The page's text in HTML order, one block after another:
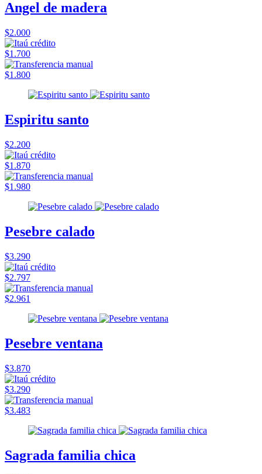
Angel de madera
$2.000
$1.700
$1.800
Espiritu santo
$2.200
$1.870
$1.980
Pesebre calado
$3.290
$2.797
$2.961
Pesebre ventana
$3.870
$3.290
$3.483
Sagrada familia chica